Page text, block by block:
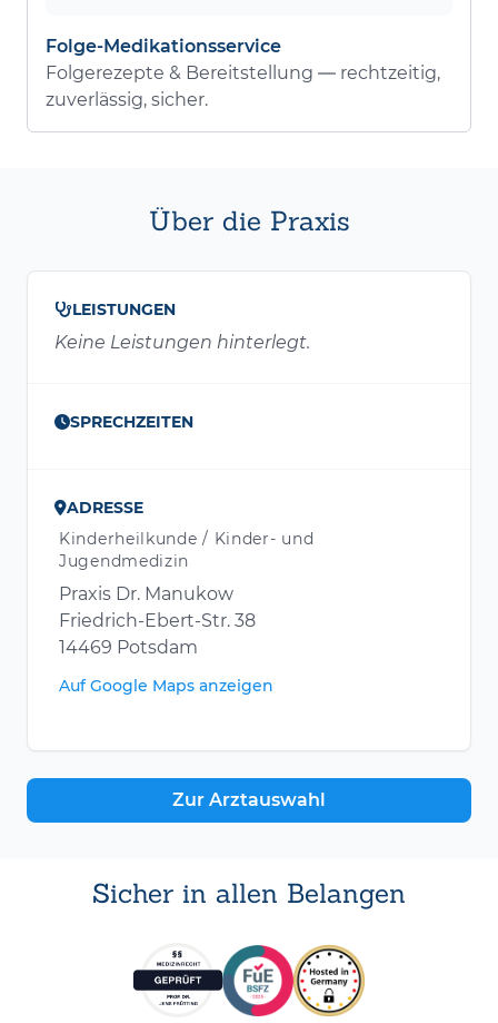
Folge-Medikationsservice
Folgerezepte & Bereitstellung — rechtzeitig,
zuverlässig, sicher.
Über die Praxis
LEISTUNGEN
Keine Leistungen hinterlegt.
SPRECHZEITEN
ADRESSE
Kinderheilkunde / Kinder- und
Jugendmedizin
Praxis Dr. Manukow
Friedrich-Ebert-Str. 38
14469 Potsdam
Auf Google Maps anzeigen
Zur Arztauswahl
Sicher in allen Belangen